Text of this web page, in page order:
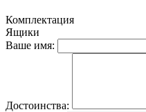
Комплектация
Ящики
Ваше имя:
Достоинства: